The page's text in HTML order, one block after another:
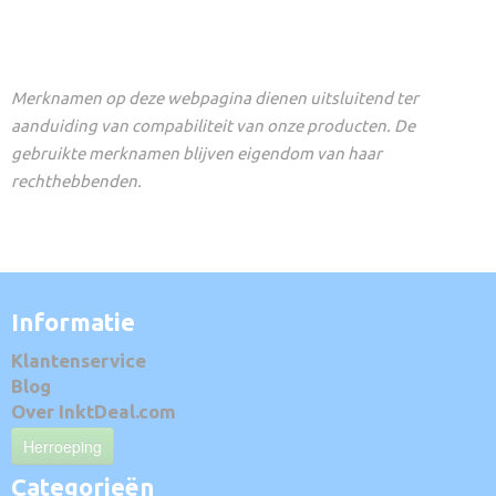
Merknamen op deze webpagina dienen uitsluitend ter
aanduiding van compabiliteit van onze producten. De
gebruikte merknamen blijven eigendom van haar
rechthebbenden.
Informatie
Klantenservice
Blog
Over InktDeal.com
Herroeping
Categorieën